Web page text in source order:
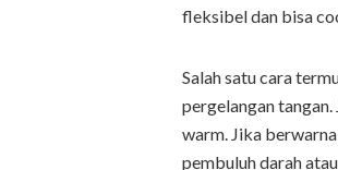
fleksibel dan bisa
Salah satu cara
pergelangan
warm. Jika
pembuluh darah